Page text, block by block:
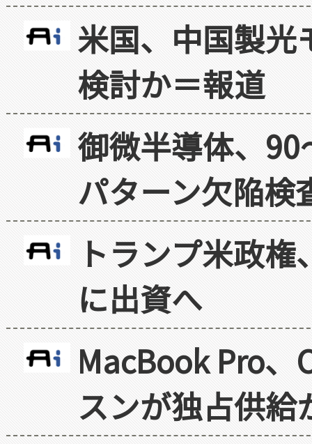
米国、中国製光
検討か＝報道
御微半導体、
パターン欠陥検
トランプ米政
に出資へ
MacBook Pro
スンが独占供給